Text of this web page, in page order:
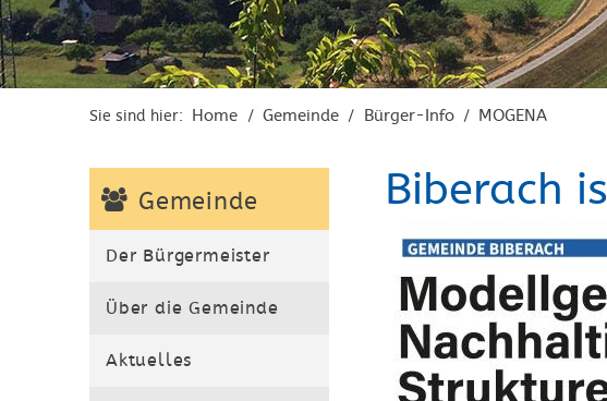
Sie sind hier: Home / Gemeinde / Bürger-Info / MOGENA
Gemeinde
Der Bürgermeister
Über die Gemeinde
Aktuelles
Biberach